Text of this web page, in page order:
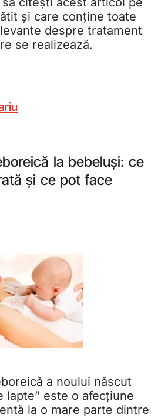
și care conține toate
despre tratament
se realizează.
la bebeluși: ce
și ce pot face
a noului născut
lapte” este o afecțiune
la o mare parte dintre